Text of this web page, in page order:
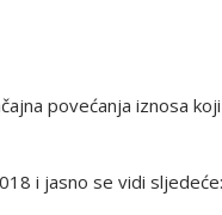
povećanja iznosa
i jasno se vidi sljedeće: